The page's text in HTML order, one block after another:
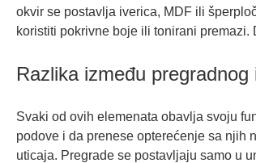
okvir se postavlja iverica, MDF ili
koristiti pokrivne boje ili tonirani premazi.
Razlika između
Svaki od ovih elemenata obavlja svoju
podove i da prenese opterećenje sa njih
uticaja. Pregrade se postavljaju samo u